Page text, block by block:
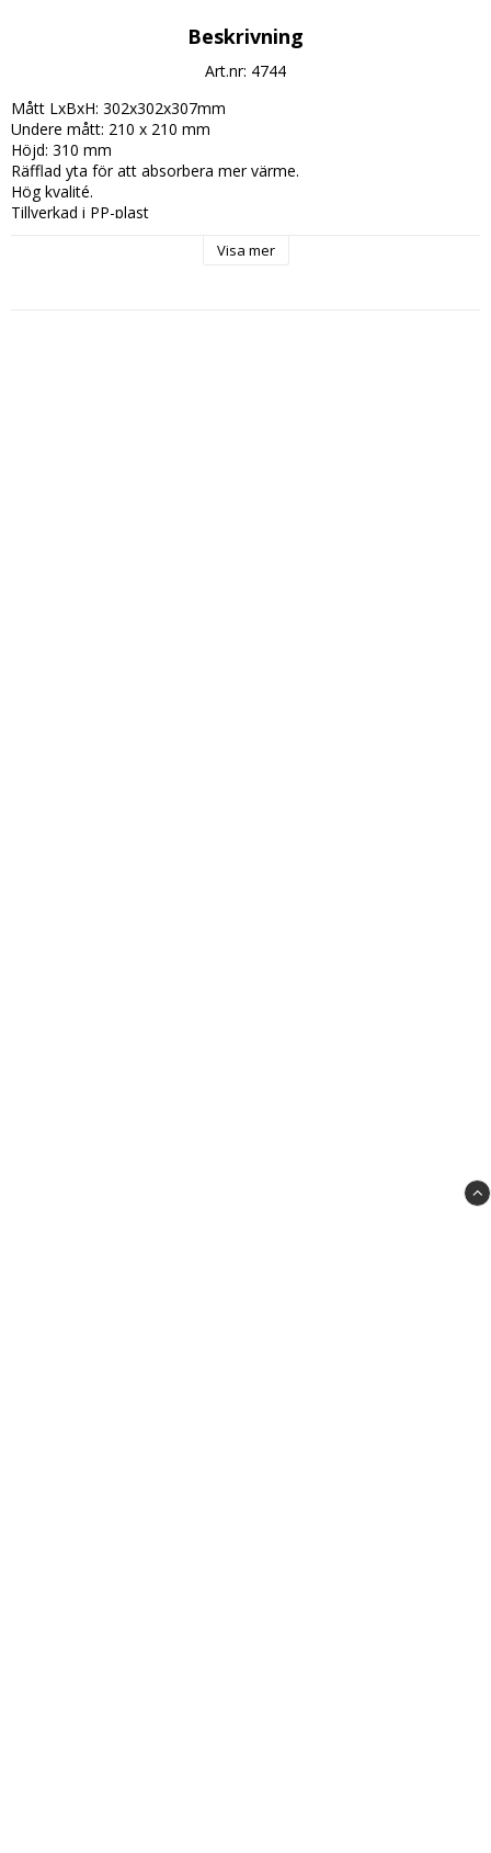
Beskrivning
Art.nr: 4744
Mått LxBxH: 302x302x307mm
Undere mått: 210 x 210 mm
Höjd: 310 mm
Räfflad yta för att absorbera mer värme.
Hög kvalité.
Tillverkad i PP-plast
Visa mer